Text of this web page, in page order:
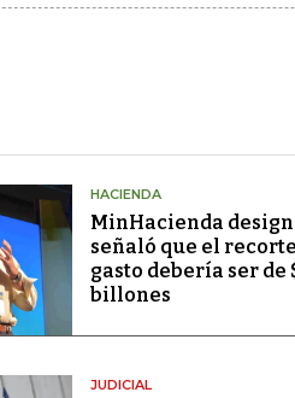
HACIENDA
MinHacienda
señaló que el
gasto debería ser de
billones
JUDICIAL